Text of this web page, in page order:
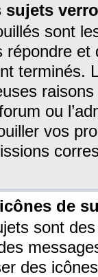
sujets
sont
répondre
terminés.
ou
vos
de
sont
des